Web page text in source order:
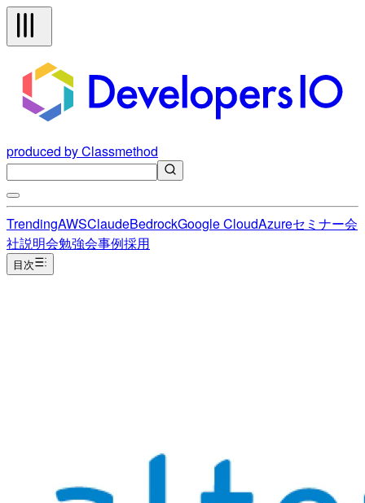
produced by Classmethod
TrendingAWSClaudeBedrockGoogle CloudAzureセミナー会
社説明会勉強会事例採用
目次